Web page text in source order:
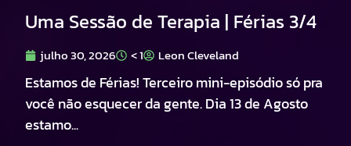
Uma Sessão de Terapia | Férias 3/4
julho 30, 2026 < 1 Leon Cleveland
Estamos de Férias! Terceiro mini-episódio só pra
você não esquecer da gente. Dia 13 de Agosto
estamo...